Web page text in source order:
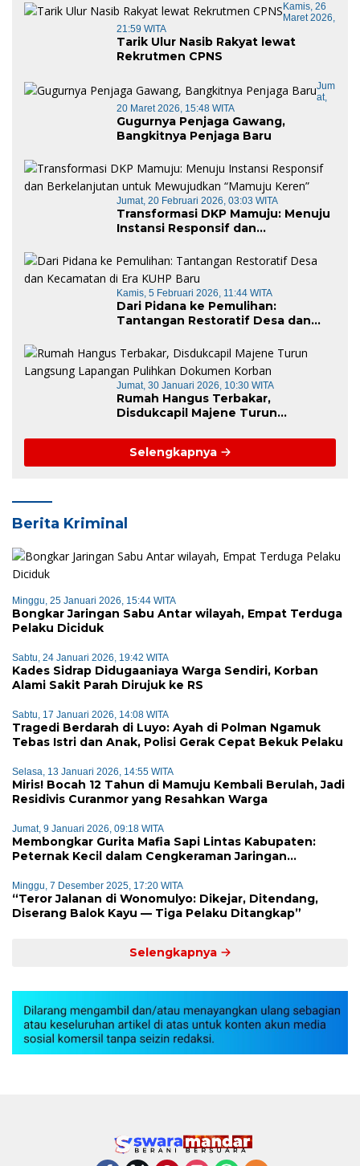
Kamis, 26
Maret 2026,
21:59 WITA
Tarik Ulur Nasib Rakyat lewat
Rekrutmen CPNS
Jum
At,
20 Maret 2026, 15:48 WITA
Gugurnya Penjaga Gawang,
Bangkitnya Penjaga Baru
Jumat, 20 Februari 2026, 03:03 WITA
Transformasi DKP Mamuju: Menuju
Instansi Responsif dan
“Mamuju Keren”
Kamis, 5 Februari 2026, 11:44 WITA
Dari Pidana ke Pemulihan:
Tantangan Restoratif Desa dan
Jumat, 30 Januari 2026, 10:30 WITA
Rumah Hangus Terbakar,
Disdukcapil Majene Turun
Dokumen Korban
Selengkapnya
Berita Kriminal
Minggu, 25 Januari 2026, 15:44 WITA
Bongkar Jaringan Sabu Antar wilayah, Empat Terduga
Pelaku Diciduk
Sabtu, 24 Januari 2026, 19:42 WITA
Kades Sidrap Didugaaniaya Warga Sendiri, Korban
Alami Sakit Parah Dirujuk ke RS
Sabtu, 17 Januari 2026, 14:08 WITA
Tragedi Berdarah di Luyo: Ayah di Polman Ngamuk
Tebas Istri dan Anak, Polisi Gerak Cepat Bekuk Pelaku
Selasa, 13 Januari 2026, 14:55 WITA
Miris! Bocah 12 Tahun di Mamuju Kembali Berulah, Jadi
Residivis Curanmor yang Resahkan Warga
Jumat, 9 Januari 2026, 09:18 WITA
Membongkar Gurita Mafia Sapi Lintas Kabupaten:
Peternak Kecil dalam Cengkeraman Jaringan
Minggu, 7 Desember 2025, 17:20 WITA
“Teror Jalanan di Wonomulyo: Dikejar, Ditendang,
Diserang Balok Kayu — Tiga Pelaku Ditangkap”
Selengkapnya